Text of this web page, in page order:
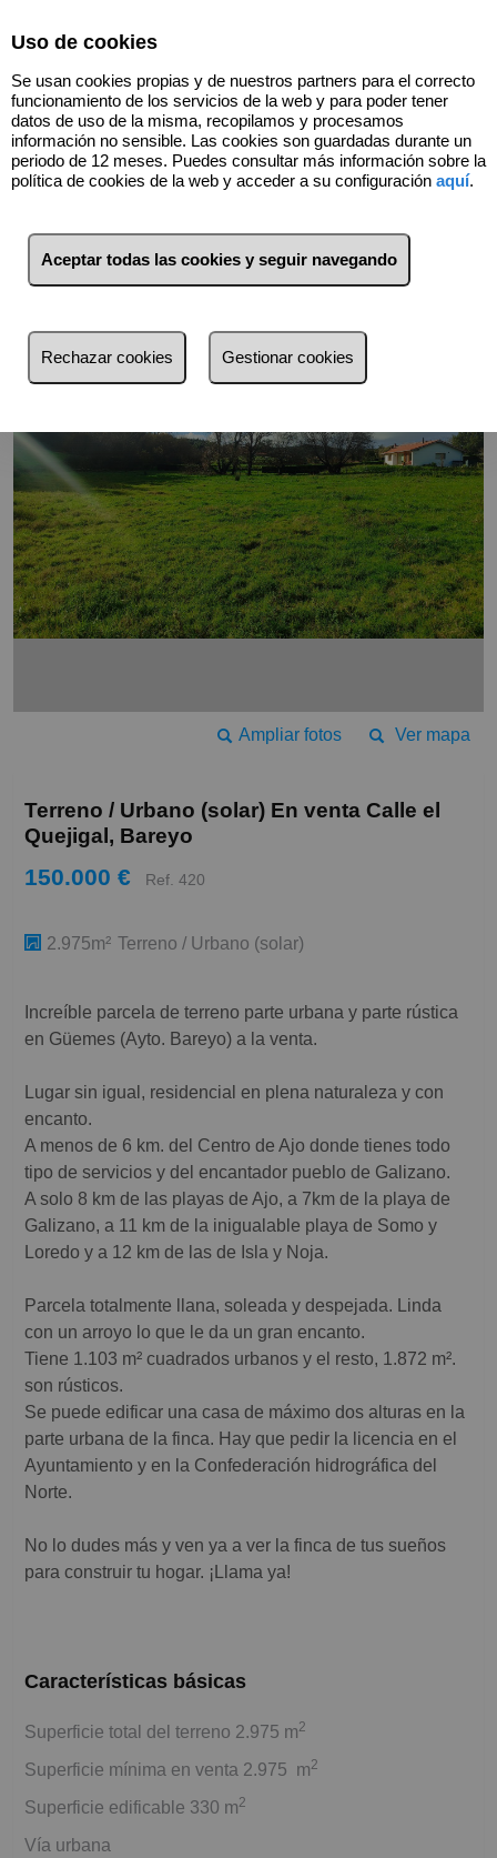
Volver
Ver mapa
Ampliar fotos
Terreno / Urbano (solar) En venta Calle el
Quejigal, Bareyo
150.000 € Ref. 420
2.975m² Terreno / Urbano (solar)
en Güemes (Ayto. Bareyo) a la venta.
Lugar sin igual, residencial en plena naturaleza y con
encanto.
A menos de 6 km. del Centro de Ajo donde tienes todo
tipo de servicios y del encantador pueblo de Galizano.
A solo 8 km de las playas de Ajo, a 7km de la playa de
Galizano, a 11 km de la inigualable playa de Somo y
Loredo y a 12 km de las de Isla y Noja.
Parcela totalmente llana, soleada y despejada. Linda
con un arroyo lo que le da un gran encanto.
Tiene 1.103 m² cuadrados urbanos y el resto, 1.872 m².
son rústicos.
Se puede edificar una casa de máximo dos alturas en la
parte urbana de la finca. Hay que pedir la licencia en el
Ayuntamiento y en la Confederación hidrográfica del
Norte.
No lo dudes más y ven ya a ver la finca de tus sueños
para construir tu hogar. ¡Llama ya!
Características básicas
Superficie total del terreno 2.975 m2
Superficie mínima en venta 2.975 m2
Superficie edificable 330 m2
Vía urbana
Uso de cookies
Se usan cookies propias y de nuestros partners para el correcto
funcionamiento de los servicios de la web y para poder tener
datos de uso de la misma, recopilamos y procesamos
información no sensible. Las cookies son guardadas durante un
periodo de 12 meses. Puedes consultar más información sobre la
política de cookies de la web y acceder a su configuración aquí.
Aceptar todas las cookies y seguir navegando
Rechazar cookies Gestionar cookies